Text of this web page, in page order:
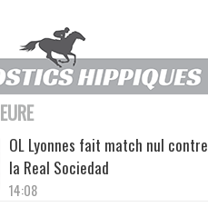
OL Lyonnes fait match nul contre
la Real Sociedad
14:08